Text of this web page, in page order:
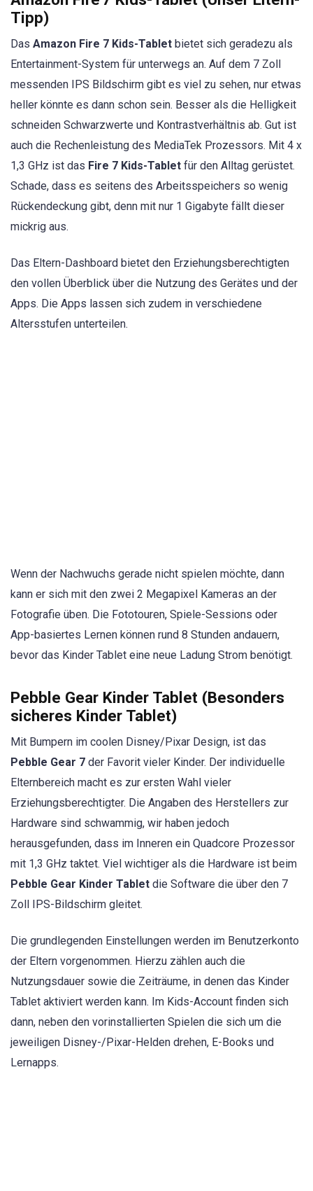
Tipp)
Das Amazon Fire 7 Kids-Tablet bietet sich geradezu als
Entertainment-System für unterwegs an. Auf dem 7 Zoll
messenden IPS Bildschirm gibt es viel zu sehen, nur etwas
heller könnte es dann schon sein. Besser als die Helligkeit
schneiden Schwarzwerte und Kontrastverhältnis ab. Gut ist
auch die Rechenleistung des MediaTek Prozessors. Mit 4 x
1,3 GHz ist das Fire 7 Kids-Tablet für den Alltag gerüstet.
Schade, dass es seitens des Arbeitsspeichers so wenig
Rückendeckung gibt, denn mit nur 1 Gigabyte fällt dieser
mickrig aus.
Das Eltern-Dashboard bietet den Erziehungsberechtigten
den vollen Überblick über die Nutzung des Gerätes und der
Apps. Die Apps lassen sich zudem in verschiedene
Altersstufen unterteilen.
Wenn der Nachwuchs gerade nicht spielen möchte, dann
kann er sich mit den zwei 2 Megapixel Kameras an der
Fotografie üben. Die Fototouren, Spiele-Sessions oder
App-basiertes Lernen können rund 8 Stunden andauern,
bevor das Kinder Tablet eine neue Ladung Strom benötigt.
Pebble Gear Kinder Tablet (Besonders
sicheres Kinder Tablet)
Mit Bumpern im coolen Disney/Pixar Design, ist das
Pebble Gear 7 der Favorit vieler Kinder. Der individuelle
Elternbereich macht es zur ersten Wahl vieler
Erziehungsberechtigter. Die Angaben des Herstellers zur
Hardware sind schwammig, wir haben jedoch
herausgefunden, dass im Inneren ein Quadcore Prozessor
mit 1,3 GHz taktet. Viel wichtiger als die Hardware ist beim
Pebble Gear Kinder Tablet die Software die über den 7
Zoll IPS-Bildschirm gleitet.
Die grundlegenden Einstellungen werden im Benutzerkonto
der Eltern vorgenommen. Hierzu zählen auch die
Nutzungsdauer sowie die Zeiträume, in denen das Kinder
Tablet aktiviert werden kann. Im Kids-Account finden sich
dann, neben den vorinstallierten Spielen die sich um die
jeweiligen Disney-/Pixar-Helden drehen, E-Books und
Lernapps.